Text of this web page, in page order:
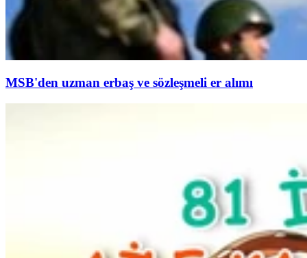
MSB'den uzman erbaş ve sözleşmeli er alımı